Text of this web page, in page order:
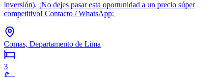
inversión). ¡No dejes pasar esta oportunidad a un precio súper
competitivo! Contacto / WhatsApp:
Comas, Departamento de Lima
3